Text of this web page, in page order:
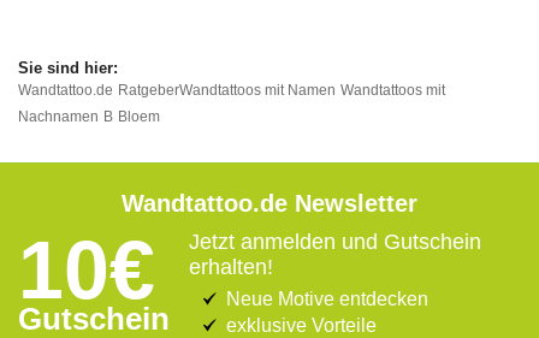
Wandtattoo.de RatgeberWandtattoos mit Namen Wandtattoos mit
Nachnamen B Bloem
Wandtattoo.de Newsletter
10€
Gutschein
Jetzt anmelden und Gutschein
erhalten!
Neue Motive entdecken
exklusive Vorteile